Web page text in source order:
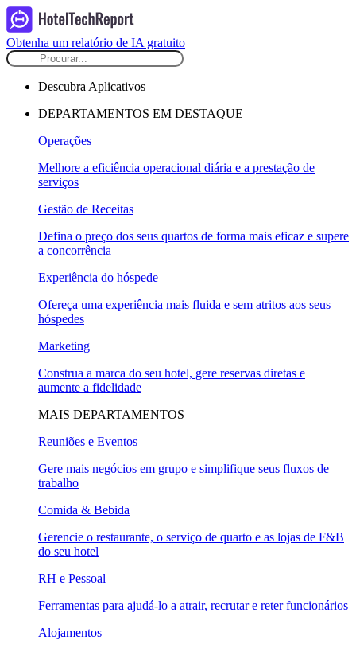
Obtenha um relatório de IA gratuito
Descubra Aplicativos
DEPARTAMENTOS EM DESTAQUE
Operações
Melhore a eficiência operacional diária e a prestação de
serviços
Gestão de Receitas
Defina o preço dos seus quartos de forma mais eficaz e supere
a concorrência
Experiência do hóspede
Ofereça uma experiência mais fluida e sem atritos aos seus
hóspedes
Marketing
Construa a marca do seu hotel, gere reservas diretas e
aumente a fidelidade
MAIS DEPARTAMENTOS
Reuniões e Eventos
Gere mais negócios em grupo e simplifique seus fluxos de
trabalho
Comida & Bebida
Gerencie o restaurante, o serviço de quarto e as lojas de F&B
do seu hotel
RH e Pessoal
Ferramentas para ajudá-lo a atrair, recrutar e reter funcionários
Alojamentos